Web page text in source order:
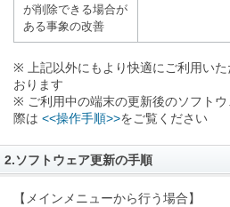
が削除できる場合が
ある事象の改善
※ 上記以外にもより快適にご利用い
おります
※ ご利用中の端末の更新後のソフト
際は <<操作手順>>をご覧ください
2.ソフトウェア更新の手順
【メインメニューから行う場合】